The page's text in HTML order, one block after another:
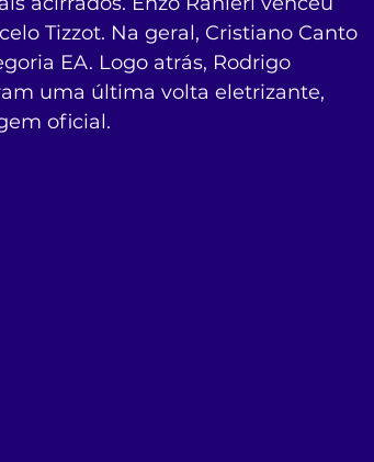
Tizzot. Na geral, Cristiano Canto
EA. Logo atrás, Rodrigo
uma última volta eletrizante,
oficial.